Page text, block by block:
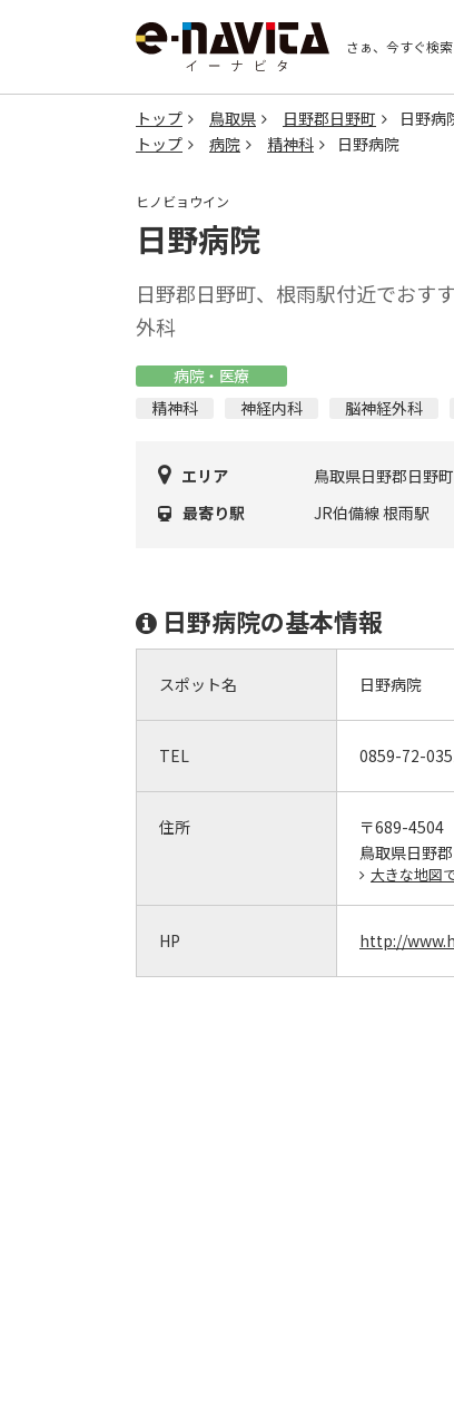
さぁ、今すぐ検索
トップ 鳥取県 日野郡日野町
日野病
トップ
病院 精神科 日野病院
ヒノビョウイン
日野病院
日野郡日野町、根雨駅付近でおす
外科
病院・医療
精神科
神経内科 脳神経外科
エリア
鳥取県日野郡日野町
最寄り駅
JR伯備線 根雨駅
日野病院の基本情報
スポット名 日野病院
TEL 0859-72-
住所
〒689-4504
鳥取県日野
大きな地図
HP http://